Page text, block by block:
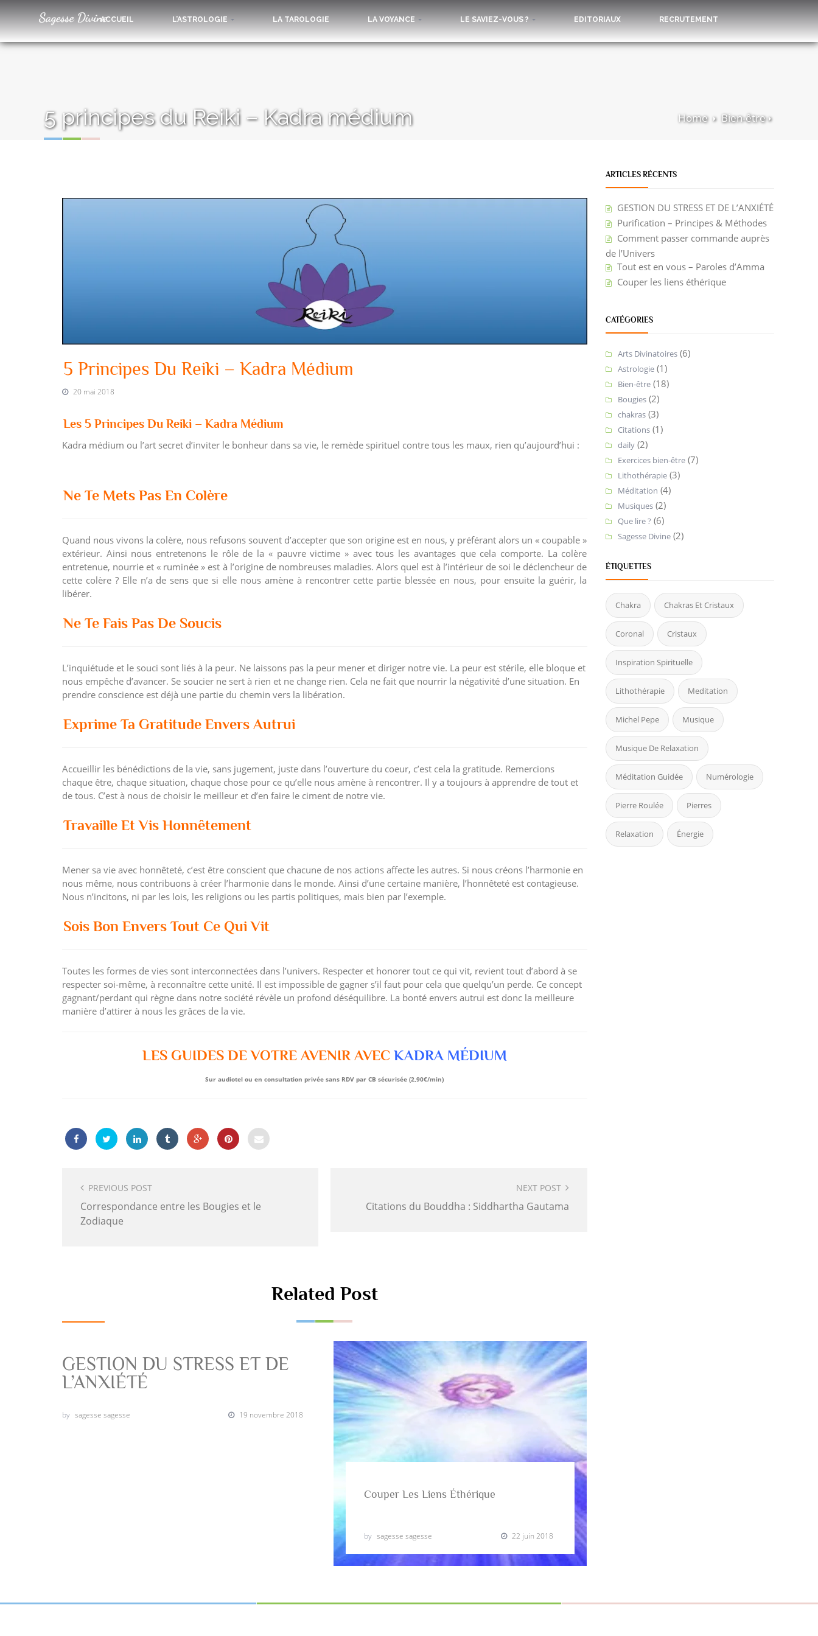
ACCUEIL L’ASTROLOGIE LA TAROLOGIE LA VOYANCE LE SAVIEZ-VOUS ? EDITORIAUX RECRUTEMENT
Home Bien-être
5 principes du Reiki – Kadra médium
ARTICLES RÉCENTS
GESTION DU STRESS ET DE L’ANXIÉTÉ
Purification – Principes & Méthodes
Comment passer commande auprès
de l’Univers
Tout est en vous – Paroles d’Amma
Couper les liens éthérique
CATÉGORIES
Arts Divinatoires(6)
Astrologie(1)
Bien-être(18)
Bougies(2)
chakras(3)
Citations(1)
daily(2)
Exercices bien-être(7)
Lithothérapie(3)
Méditation (4)
Musiques(2)
Que lire ? (6)
Sagesse Divine(2)
ÉTIQUETTES
Chakra Chakras Et Cristaux
Coronal Cristaux
Inspiration Spirituelle
Lithothérapie Meditation
Michel Pepe Musique
Musique De Relaxation
Méditation Guidée Numérologie
Pierre Roulée Pierres
Relaxation Énergie
5 Principes Du Reiki – Kadra Médium
20 mai 2018
Les 5 Principes Du Reiki – Kadra Médium
Kadra médium ou l’art secret d’inviter le bonheur dans sa vie, le remède spirituel contre tous les maux, rien qu’aujourd’hui :
Ne Te Mets Pas En Colère
Quand nous vivons la colère, nous refusons souvent d’accepter que son origine est en nous, y préférant alors un « coupable »
extérieur. Ainsi nous entretenons le rôle de la « pauvre victime » avec tous les avantages que cela comporte. La colère
entretenue, nourrie et « ruminée » est à l’origine de nombreuses maladies. Alors quel est à l’intérieur de soi le déclencheur de
cette colère ? Elle n’a de sens que si elle nous amène à rencontrer cette partie blessée en nous, pour ensuite la guérir, la
libérer.
Ne Te Fais Pas De Soucis
L’inquiétude et le souci sont liés à la peur. Ne laissons pas la peur mener et diriger notre vie. La peur est stérile, elle bloque et
nous empêche d’avancer. Se soucier ne sert à rien et ne change rien. Cela ne fait que nourrir la négativité d’une situation. En
prendre conscience est déjà une partie du chemin vers la libération.
Exprime Ta Gratitude Envers Autrui
Accueillir les bénédictions de la vie, sans jugement, juste dans l’ouverture du coeur, c’est cela la gratitude. Remercions
chaque être, chaque situation, chaque chose pour ce qu’elle nous amène à rencontrer. Il y a toujours à apprendre de tout et
de tous. C’est à nous de choisir le meilleur et d’en faire le ciment de notre vie.
Travaille Et Vis Honnêtement
Mener sa vie avec honnêteté, c’est être conscient que chacune de nos actions affecte les autres. Si nous créons l’harmonie en
nous même, nous contribuons à créer l’harmonie dans le monde. Ainsi d’une certaine manière, l’honnêteté est contagieuse.
Nous n’incitons, ni par les lois, les religions ou les partis politiques, mais bien par l’exemple.
Sois Bon Envers Tout Ce Qui Vit
Toutes les formes de vies sont interconnectées dans l’univers. Respecter et honorer tout ce qui vit, revient tout d’abord à se
respecter soi-même, à reconnaître cette unité. Il est impossible de gagner s’il faut pour cela que quelqu’un perde. Ce concept
gagnant/perdant qui règne dans notre société révèle un profond déséquilibre. La bonté envers autrui est donc la meilleure
manière d’attirer à nous les grâces de la vie.
LES GUIDES DE VOTRE AVENIR AVEC KADRA MÉDIUM
Suraudiotel ou enconsultation privée sans RDV par CB sécurisée (2,90€/min)
Navigation
PREVIOUS POST
Correspondance entre les Bougies et le
Zodiaque
NEXT POST
Citations du Bouddha : Siddhartha Gautama
Related Post
GESTION DU STRESS ET DE
L’ANXIÉTÉ
by sagesse sagesse 19 novembre 2018
Couper Les Liens Éthérique
by sagesse sagesse 22 juin 2018